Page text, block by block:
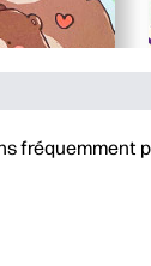
fréquemment